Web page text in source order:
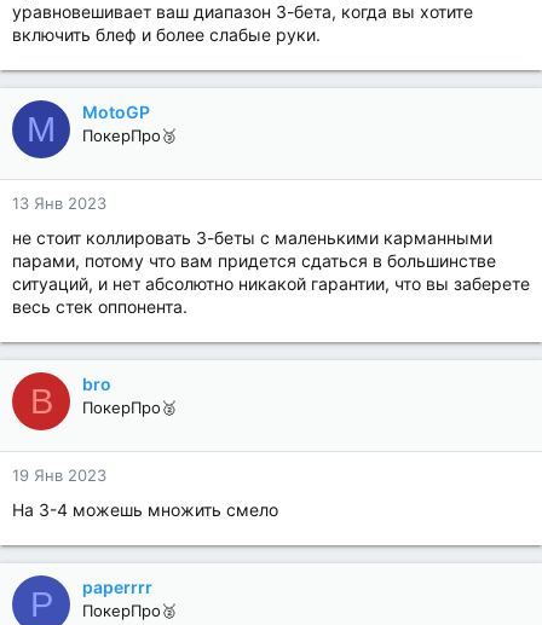
уравновешивает ваш диапазон 3-бета, когда вы хотите
включить блеф и более слабые руки.
M MotoGP
ПокерПро🥉
13 Янв 2023
не стоит коллировать 3-беты с маленькими карманными
парами, потому что вам придется сдаться в большинстве
ситуаций, и нет абсолютно никакой гарантии, что вы заберете
весь стек оппонента.
B bro
ПокерПро🥈
19 Янв 2023
На 3-4 можешь множить смело
P paperrrr
ПокерПро🥈